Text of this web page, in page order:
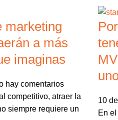
marketing
a más
imaginas
hay comentarios
competitivo, atraer la
siempre requiere un
10
En